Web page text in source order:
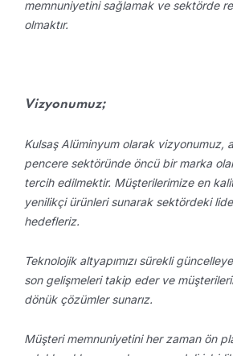
memnuniyetini sağlamak ve sektörde
olmaktır.
Vizyonumuz;
Kulsaş Alüminyum olarak vizyonumuz,
pencere sektöründe öncü bir marka
tercih edilmektir. Müşterilerimize en
yenilikçi ürünleri sunarak sektördeki
hedefleriz.
Teknolojik altyapımızı sürekli
son gelişmeleri takip eder ve
dönük çözümler sunarız.
Müşteri memnuniyetini her zaman ön